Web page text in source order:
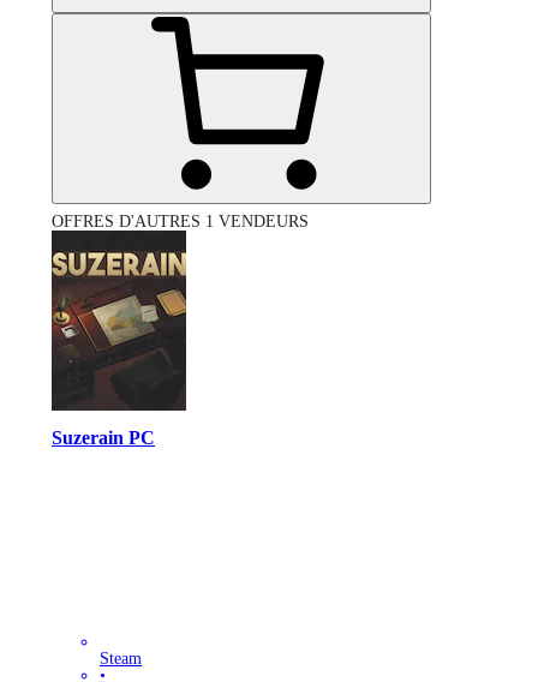
OFFRES D'AUTRES 1 VENDEURS
Suzerain PC
Steam
•